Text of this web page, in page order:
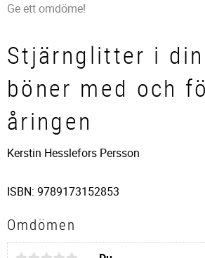
Ge ett omdöme!
Stjärnglitter i
böner med och
åringen
Kerstin Hesslefors Persson
ISBN: 9789173152853
Omdömen